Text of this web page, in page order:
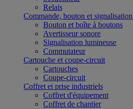
Relais
Commande, bouton et signalisation
Bouton et boîte à boutons
Avertisseur sonore
Signalisation lumineuse
Commutateur
Cartouche et coupe-circuit
Cartouches
Coupe-circuit
Coffret et prise industriels
Coffret d'équipement
Coffret de chantier